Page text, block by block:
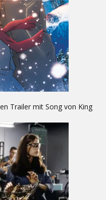
Trailer mit Song von King